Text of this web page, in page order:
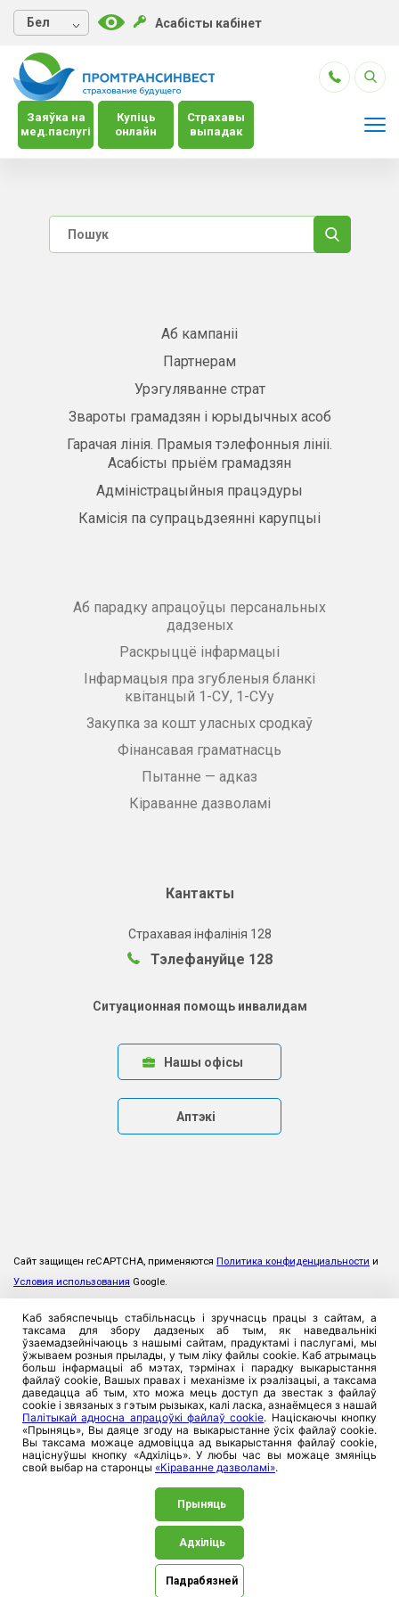
Бел Асабісты кабінет
Заяўка на
мед.паслугі
Купіць
онлайн
Страхавы
выпадак
Аб кампаніі
Партнерам
Урэгуляванне страт
Звароты грамадзян і юрыдычных асоб
Гарачая лінія. Прамыя тэлефонныя лініі.
Асабісты прыём грамадзян
Адміністрацыйныя працэдуры
Камісія па супрацьдзеянні карупцыі
Аб парадку апрацоўцы персанальных
дадзеных
Раскрыццё інфармацыі
Інфармацыя пра згубленыя бланкі
квітанцый 1-СУ, 1-СУу
Закупка за кошт уласных сродкаў
Фінансавая граматнасць
Пытанне — адказ
Кіраванне дазволамі
Кантакты
Страхавая інфалінія 128
Тэлефануйце 128
Ситуационная помощь инвалидам
Нашы офісы
Аптэкі
Сайт защищен reCAPTCHA, применяются Политика конфиденциальности и
Условия использования Google.
©2026. ЗАСТ «Прамтрансінвест», 220026, Рэспублика
Беларусь, г. Мінск, вул. Пляханава, 8. УНП 100357923
Каб забяспечыць стабільнасць і зручнасць працы з сайтам, а
таксама для збору дадзеных аб тым, як наведвальнікі
ўзаемадзейнічаюць з нашымі сайтам, прадуктамі і паслугамі, мы
ўжываем розныя прылады, у тым ліку файлы cookie. Каб атрымаць
больш інфармацыі аб мэтах, тэрмінах і парадку выкарыстання
файлаў cookie, Вашых правах і механізме іх рэалізацыі, а таксама
даведацца аб тым, хто можа мець доступ да звестак з файлаў
cookie і звязаных з гэтым рызыках, калі ласка, азнаёмцеся з нашай
Палітыкай адносна апрацоўкі файлаў cookie. Націскаючы кнопку
«Прыняць», Вы даяце згоду на выкарыстанне ўсіх файлаў cookie.
Вы таксама можаце адмовіцца ад выкарыстання файлаў cookie,
націснуўшы кнопку «Адхіліць». У любы час вы можаце змяніць
свой выбар на старонцы «Кіраванне дазволамі».
Прыняць
Адхіліць
Падрабязней